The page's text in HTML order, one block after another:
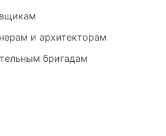
и архитекторам
бригадам